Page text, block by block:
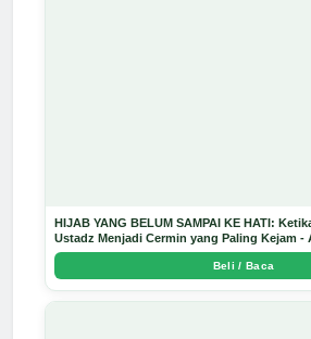
HIJAB YANG BELUM SAMPAI KE HATI:
Ustadz Menjadi Cermin yang Paling Kejam -
Beli / Baca